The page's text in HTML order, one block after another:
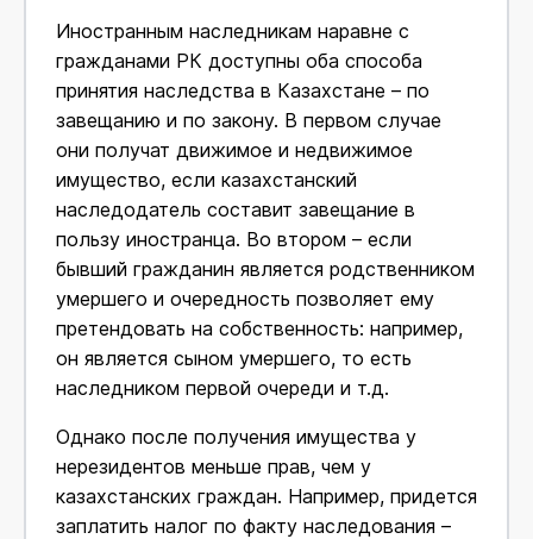
Иностранным наследникам наравне с
гражданами РК доступны оба способа
принятия наследства в Казахстане – по
завещанию и по закону. В первом случае
они получат движимое и недвижимое
имущество, если казахстанский
наследодатель составит завещание в
пользу иностранца. Во втором – если
бывший гражданин является родственником
умершего и очередность позволяет ему
претендовать на собственность: например,
он является сыном умершего, то есть
наследником первой очереди и т.д.
Однако после получения имущества у
нерезидентов меньше прав, чем у
казахстанских граждан. Например, придется
заплатить налог по факту наследования –